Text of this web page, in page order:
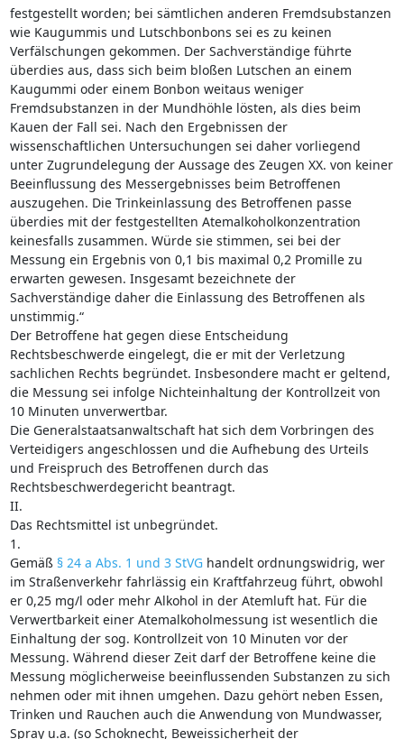
festgestellt worden; bei sämtlichen anderen Fremdsubstanzen
wie Kaugummis und Lutschbonbons sei es zu keinen
Verfälschungen gekommen. Der Sachverständige führte
überdies aus, dass sich beim bloßen Lutschen an einem
Kaugummi oder einem Bonbon weitaus weniger
Fremdsubstanzen in der Mundhöhle lösten, als dies beim
Kauen der Fall sei. Nach den Ergebnissen der
wissenschaftlichen Untersuchungen sei daher vorliegend
unter Zugrundelegung der Aussage des Zeugen XX. von keiner
Beeinflussung des Messergebnisses beim Betroffenen
auszugehen. Die Trinkeinlassung des Betroffenen passe
überdies mit der festgestellten Atemalkoholkonzentration
keinesfalls zusammen. Würde sie stimmen, sei bei der
Messung ein Ergebnis von 0,1 bis maximal 0,2 Promille zu
erwarten gewesen. Insgesamt bezeichnete der
Sachverständige daher die Einlassung des Betroffenen als
unstimmig.“
Der Betroffene hat gegen diese Entscheidung
Rechtsbeschwerde eingelegt, die er mit der Verletzung
sachlichen Rechts begründet. Insbesondere macht er geltend,
die Messung sei infolge Nichteinhaltung der Kontrollzeit von
10 Minuten unverwertbar.
Die Generalstaatsanwaltschaft hat sich dem Vorbringen des
Verteidigers angeschlossen und die Aufhebung des Urteils
und Freispruch des Betroffenen durch das
Rechtsbeschwerdegericht beantragt.
II.
Das Rechtsmittel ist unbegründet.
1.
Gemäß § 24 a Abs. 1 und 3 StVGhandelt ordnungswidrig, wer
im Straßenverkehr fahrlässig ein Kraftfahrzeug führt, obwohl
er 0,25 mg/l oder mehr Alkohol in der Atemluft hat. Für die
Verwertbarkeit einer Atemalkoholmessung ist wesentlich die
Einhaltung der sog. Kontrollzeit von 10 Minuten vor der
Messung. Während dieser Zeit darf der Betroffene keine die
Messung möglicherweise beeinflussenden Substanzen zu sich
nehmen oder mit ihnen umgehen. Dazu gehört neben Essen,
Trinken und Rauchen auch die Anwendung von Mundwasser,
Spray u.a. (so Schoknecht, Beweissicherheit der